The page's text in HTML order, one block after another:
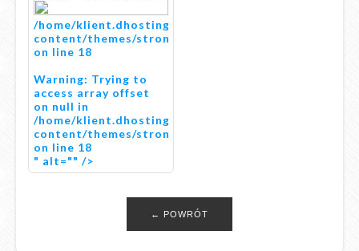
/home/klient.dhosting.pl/astres/public_www/
content/themes/stronazbogiem/single/default.php
on line 18
Warning: Trying to
access array offset
on null in
/home/klient.dhosting.pl/astres/public_www/
content/themes/stronazbogiem/single/default.php
on line 18
" alt="" />
← POWRÓT